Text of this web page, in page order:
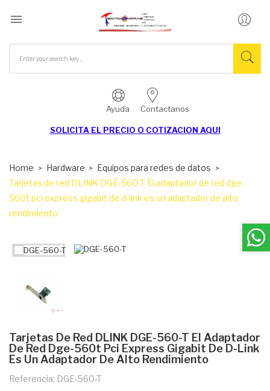

Ayuda Contactanos
SOLICITA EL PRECIO O COTIZACION AQUI
Home Hardware
Equipos para redes de datos
Tarjetas de red DLINK DGE-560-T El adaptador de red dge-
560t pci express gigabit de d-link es un adaptador de alto
rendimiento
Tarjetas De Red DLINK DGE-560-T El Adaptador
De Red Dge-560t Pci Express Gigabit De D-Link
Es Un Adaptador De Alto Rendimiento
Referencia: DGE-560-T